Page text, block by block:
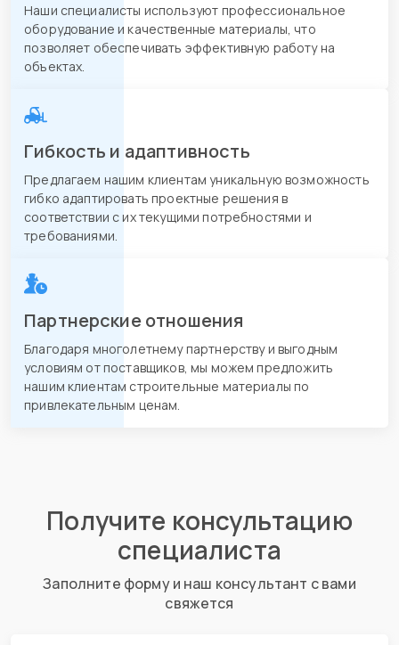
Наши специалисты используют профессиональное
оборудование и качественные материалы, что
позволяет обеспечивать эффективную работу на
объектах.
Гибкость и адаптивность
Предлагаем нашим клиентам уникальную возможность
гибко адаптировать проектные решения в
соответствии с их текущими потребностями и
требованиями.
Партнерские отношения
Благодаря многолетнему партнерству и выгодным
условиям от поставщиков, мы можем предложить
нашим клиентам строительные материалы по
привлекательным ценам.
Получите консультацию
специалиста
Заполните форму и наш консультант с вами
свяжется